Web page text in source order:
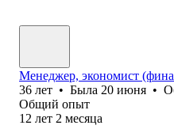
Менеджер, экономист
36 лет • Была 20 июня •
Общий опыт
12 лет 2 месяца